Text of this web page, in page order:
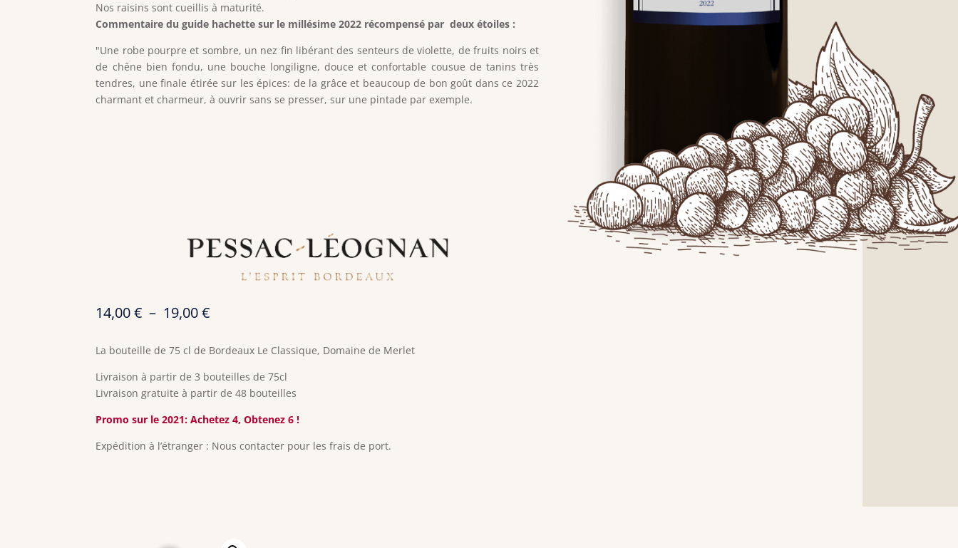
Nos raisins sont cueillis à maturité.
Commentaire du guide hachette sur le millésime 2022 récompensé par deux étoiles :
"Une robe pourpre et sombre, un nez fin libérant des senteurs de violette, de fruits noirs et
de chêne bien fondu, une bouche longiligne, douce et confortable cousue de tanins très
tendres, une finale étirée sur les épices: de la grâce et beaucoup de bon goût dans ce 2022
charmant et charmeur, à ouvrir sans se presser, sur une pintade par exemple.
14,00€ – 19,00€Plage
prix :
à
19,00 €
La bouteille de 75 cl de Bordeaux Le Classique, Domaine de Merlet
Livraison à partir de 3 bouteilles de 75cl
Livraison gratuite à partir de 48 bouteilles
Promo sur le 2021: Achetez 4, Obtenez 6 !
Expédition à l’étranger : Nous contacter pour les frais de port.